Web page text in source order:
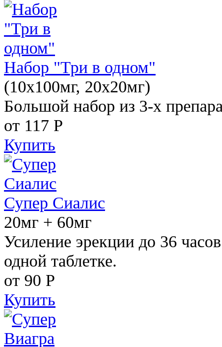
Набор "Три в одном"
(10x100мг, 20x20мг)
Большой набор из 3-х
от 117 Р
Купить
Супер Сиалис
20мг + 60мг
Усиление эрекции до 36
одной таблетке.
от 90 Р
Купить